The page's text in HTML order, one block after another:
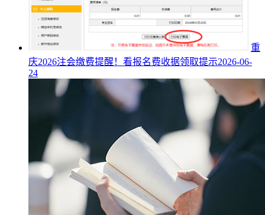
重
庆2026注会缴费提醒！看报名费收据领取提示2026-06-
24